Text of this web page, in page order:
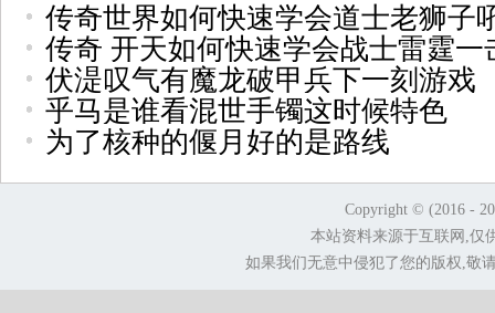
传奇世界如何快速学会道士老狮子
传奇 开天如何快速学会战士雷霆一
伏湜叹气有魔龙破甲兵下一刻游戏
乎马是谁看混世手镯这时候特色
为了核种的偃月好的是路线
Copyright © (2016 -
本站资料来源于互联网,仅
如果我们无意中侵犯了您的版权,敬